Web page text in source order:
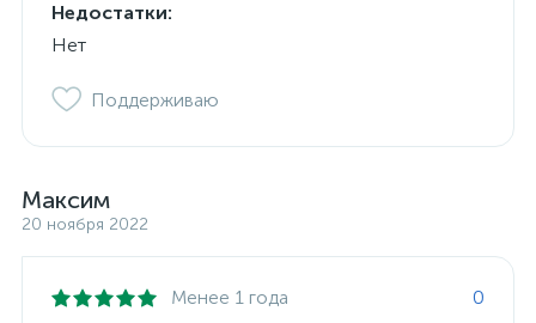
Недостатки:
Нет
Поддерживаю
Максим
20 ноября 2022
Менее 1 года
0